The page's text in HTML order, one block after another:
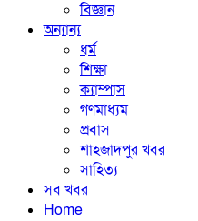
বিজ্ঞান
অন্যান্য
ধর্ম
শিক্ষা
ক্যাম্পাস
গণমাধ্যম
প্রবাস
শাহজাদপুর খবর
সাহিত্য
সব খবর
Home